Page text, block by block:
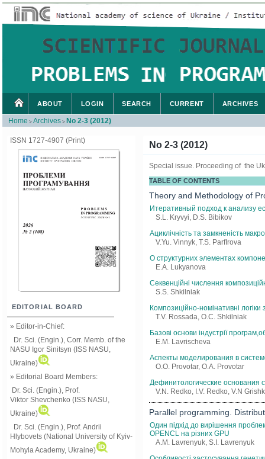
ISSN 1727-4907 (Print)
EDITORIAL BOARD
» Editor-in-Chief:
Dr. Sci. (Engin.), Corr. Memb. of the
NASU Igor Sinitsyn (ISS NASU,
Ukraine)
» Editorial Board Members:
Dr. Sci. (Engin.) , Prof.
Viktor Shevchenko (ISS NASU,
Ukraine)
Dr. Sci. (Engin.), Prof. Andrii
Hlybovets (National University of Kyiv-
Mohyla Academy, Ukraine)
ABOUT LOGIN SEARCH CURRENT ARCHIVES
Home > Archives > No 2-3 (2012)
No 2-3 (2012)
Special issue. Proceeding of the
TABLE OF CONTENTS
Theory and Methodology of
Итеративный подход к анализу
S.L. Kryvyi, D.S. Bibikov
Ациклічність та замкненість
V.Yu. Vinnyk, T.S. ParfIrova
О структурних элементах
E.A. Lukyanova
Секвенційні числення
S.S. Shkilniak
Композиційно-номінативні
T.V. Rossada, О.С. Shkilniak
Базові основи індустрії
E.M. Lavrischeva
Аспекты моделирования в
О.О. Provotar, О.А. Provotar
Дефинитологические
V.N. Redko, I.V. Redko, V.N
Parallel programming.
Один підхід до вирішення
OPENCL на різних GPU
A.M. Lavrenyuk, S.I. Lavrenyuk